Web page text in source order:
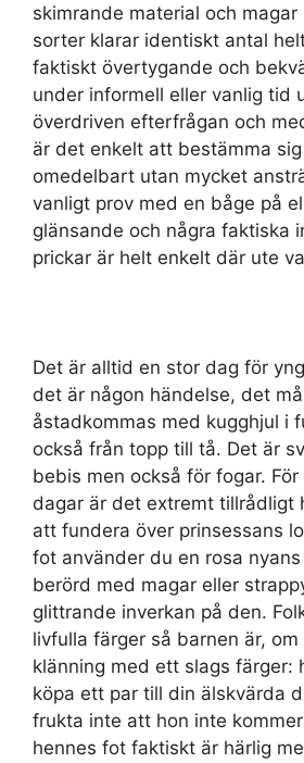
skimrande material och
sorter klarar identiskt antal
faktiskt övertygande och
under informell eller vanlig tid
överdriven efterfrågan och
är det enkelt att bestämma
omedelbart utan mycket
vanligt prov med en båge på
glänsande och några faktiska
prickar är helt enkelt där ute
Det är alltid en stor dag för
det är någon händelse, det
åstadkommas med kugghjul i
också från topp till tå. Det är
bebis men också för fogar.
dagar är det extremt tillrådligt
att fundera över prinsessans
fot använder du en rosa
berörd med magar eller
glittrande inverkan på den.
livfulla färger så barnen är,
klänning med ett slags färger:
köpa ett par till din älskvärda
frukta inte att hon inte
hennes fot faktiskt är härlig